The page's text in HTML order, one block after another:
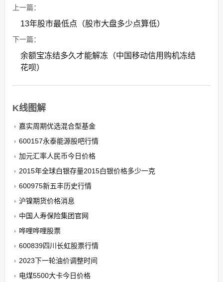
上一篇：
13年股市最低点（股市大盘多少点算低）
下一篇：
余额宝冻结多久才能解冻（中国移动信用购机冻结
花呗）
K线图解
嘉实周期优选混合型基金
600157永泰能源股吧行情
加元汇率人民币今日价格
2015年全球白银存量2015白银价格多少一克
600975新五丰历史行情
沪镍期货价格消息
中国人寿保险集团官网
哗哩哗哩股票
600839四川长虹股票行情
2023下一轮油价调整时间
电煤5500大卡今日价格